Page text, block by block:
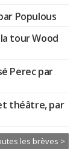
Populous
tour Wood
Perec par
théâtre, par
les brèves >